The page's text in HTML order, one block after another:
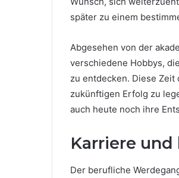
später zu einem
Abgesehen von der
verschiedene Hobbys,
zu entdecken. Diese
zukünftigen Erfolg zu
auch heute noch ihre
Karriere
Der berufliche